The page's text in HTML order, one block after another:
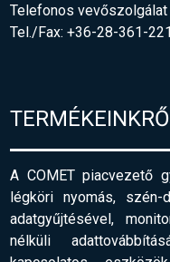
Telefonos vevőszolgálat
Tel./Fax: +36-28-361-221
A COMET piacvezető
légköri nyomás,
adatgyűjtésével,
nélküli